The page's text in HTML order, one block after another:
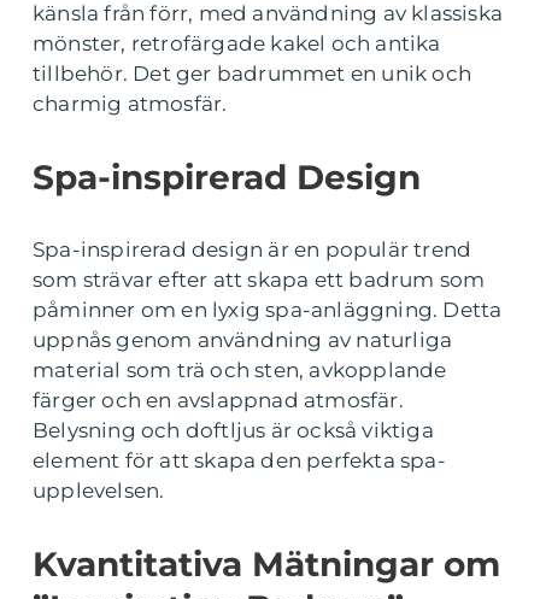
känsla från förr, med användning av klassiska
mönster, retrofärgade kakel och antika
tillbehör. Det ger badrummet en unik och
charmig atmosfär.
Spa-inspirerad Design
Spa-inspirerad design är en populär trend
som strävar efter att skapa ett badrum som
påminner om en lyxig spa-anläggning. Detta
uppnås genom användning av naturliga
material som trä och sten, avkopplande
färger och en avslappnad atmosfär.
Belysning och doftljus är också viktiga
element för att skapa den perfekta spa-
upplevelsen.
Kvantitativa Mätningar om